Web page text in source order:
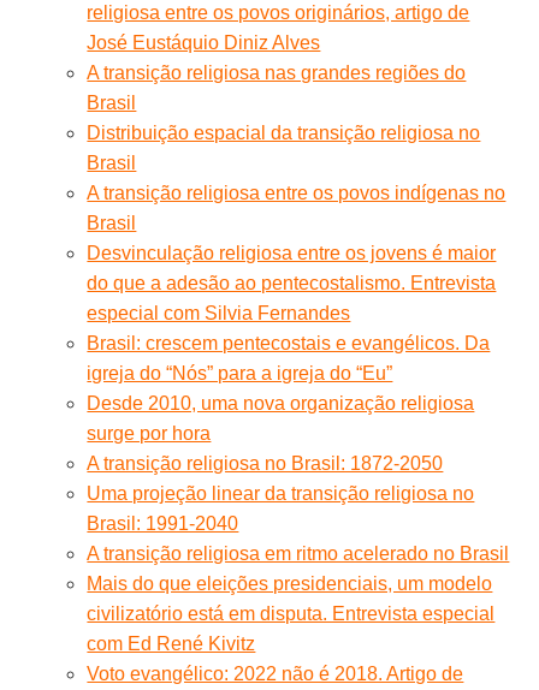
religiosa entre os povos originários, artigo de
José Eustáquio Diniz Alves
A transição religiosa nas grandes regiões do
Brasil
Distribuição espacial da transição religiosa no
Brasil
A transição religiosa entre os povos indígenas no
Brasil
Desvinculação religiosa entre os jovens é maior
do que a adesão ao pentecostalismo. Entrevista
especial com Silvia Fernandes
Brasil: crescem pentecostais e evangélicos. Da
igreja do “Nós” para a igreja do “Eu”
Desde 2010, uma nova organização religiosa
surge por hora
A transição religiosa no Brasil: 1872-2050
Uma projeção linear da transição religiosa no
Brasil: 1991-2040
A transição religiosa em ritmo acelerado no Brasil
Mais do que eleições presidenciais, um modelo
civilizatório está em disputa. Entrevista especial
com Ed René Kivitz
Voto evangélico: 2022 não é 2018. Artigo de